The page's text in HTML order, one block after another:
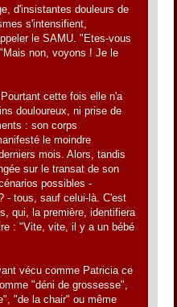
d'insistantes douleurs de
s'intensifient,
le SAMU. "Etes-vous
non, voyons ! Je le
cette fois elle n'a
douloureux, ni prise de
: son corps
le moindre
mois. Alors, tandis
sur le transat de son
possibles -
- tous, sauf celui-là. C'est
qui, la première, identifiera
: "Vite, vite, il y a un bébé
vécu comme Patricia ce
"déni de grossesse",
"de la chair" ou même